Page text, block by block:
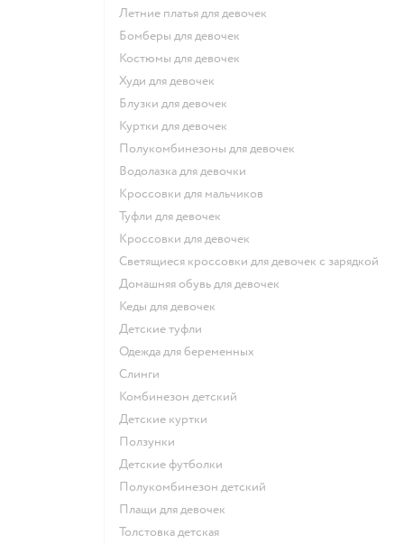
Летние платья для девочек
Бомберы для девочек
Костюмы для девочек
Худи для девочек
Блузки для девочек
Куртки для девочек
Полукомбинезоны для девочек
Водолазка для девочки
Кроссовки для мальчиков
Туфли для девочек
Кроссовки для девочек
Светящиеся кроссовки для девочек с зарядкой
Домашняя обувь для девочек
Кеды для девочек
Детские туфли
Одежда для беременных
Слинги
Комбинезон детский
Детские куртки
Ползунки
Детские футболки
Полукомбинезон детский
Плащи для девочек
Толстовка детская